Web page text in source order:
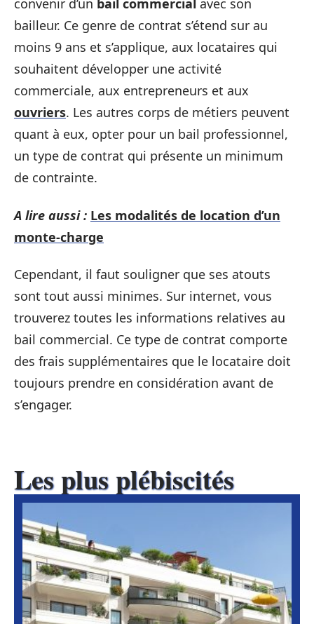
convenir d’un bail commercial avec son
bailleur. Ce genre de contrat s’étend sur au
moins 9 ans et s’applique, aux locataires qui
souhaitent développer une activité
commerciale, aux entrepreneurs et aux
ouvriers. Les autres corps de métiers peuvent
quant à eux, opter pour un bail professionnel,
un type de contrat qui présente un minimum
de contrainte.
A lire aussi : Les modalités de location d’un
monte-charge
Cependant, il faut souligner que ses atouts
sont tout aussi minimes. Sur internet, vous
trouverez toutes les informations relatives au
bail commercial. Ce type de contrat comporte
des frais supplémentaires que le locataire doit
toujours prendre en considération avant de
s’engager.
Les plus plébiscités